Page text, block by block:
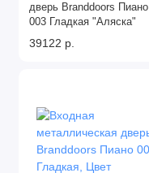
дверь Branddoors Пиано
003 Гладкая "Аляска"
39122 р.